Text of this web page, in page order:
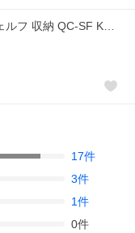
17件
3件
1件
0件